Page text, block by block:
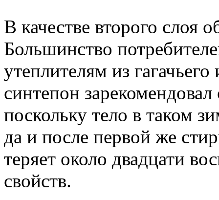
В качестве второго слоя
Большинство
утеплителям из
синтепон
поскольку тело в таком
да и после первой же
теряет около двадцати
свойств.